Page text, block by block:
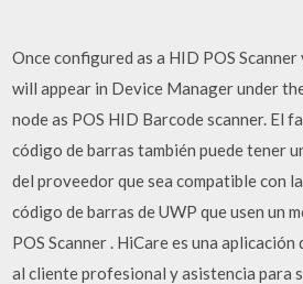
Once configured as a HID POS
will appear in Device Manager under
node as POS HID Barcode scanner. El
código de barras también puede tener
del proveedor que sea compatible con
código de barras de UWP que usen un
POS Scanner . HiCare es una
al cliente profesional y asistencia para